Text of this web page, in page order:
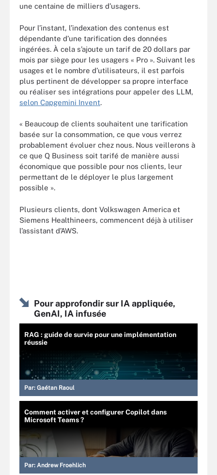
une centaine de milliers d’usagers.
Pour l’instant, l’indexation des contenus est
dépendante d’une tarification des données
ingérées. À cela s’ajoute un tarif de 20 dollars par
mois par siège pour les usagers « Pro ». Suivant les
usages et le nombre d’utilisateurs, il est parfois
plus pertinent de développer sa propre interface
ou réaliser ses intégrations pour appeler des LLM,
selon Capgemini Invent.
« Beaucoup de clients souhaitent une tarification
basée sur la consommation, ce que vous verrez
probablement évoluer chez nous. Nous veillerons à
ce que Q Business soit tarifé de manière aussi
économique que possible pour nos clients, leur
permettant de le déployer le plus largement
possible ».
Plusieurs clients, dont Volkswagen America et
Siemens Healthineers, commencent déjà à utiliser
l’assistant d’AWS.
Pour approfondir sur IA appliquée,
GenAI, IA infusée
RAG : guide de survie pour une implémentation
réussie
Par: Gaétan Raoul
Comment activer et configurer Copilot dans
Microsoft Teams ?
Par: Andrew Froehlich